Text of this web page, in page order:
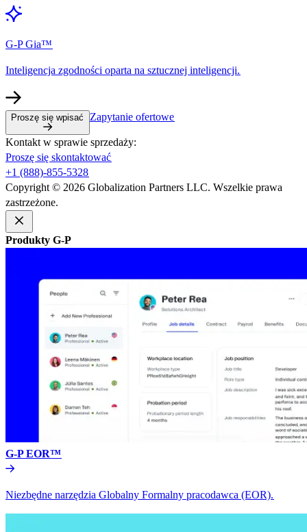
G-P Gia™​​
Inteligencja zgodności oparta na sztucznej inteligencji.​​
Proszę się wpisać​​ Zapytanie ofertowe​​
Kontakt w sprawie sprzedaży:​​
Proszę się skontaktować​​
+1 (888)-855-5328​​
Copyright © 2026 Globalization Partners LLC. Wszelkie prawa
zastrzeżone.​​
Produkty G-P​​
G-P EOR™​​
Niezbędne narzędzia Globalny Formalny pracodawca (EOR).​​